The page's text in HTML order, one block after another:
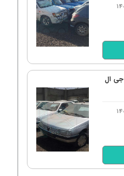
فروش دولتی سواری تاکسی پژو405 جی ال